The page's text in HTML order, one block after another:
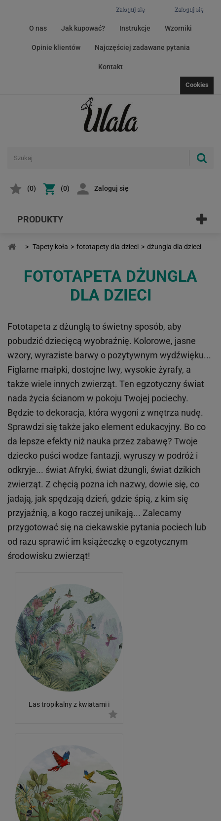
Zaloguj się
Zaloguj się
O nas Jak kupować? Instrukcje Wzorniki
Opinie klientów Najczęściej zadawane pytania
Kontakt
Cookies
(0) (0) Zaloguj się
PRODUKTY
> Tapety koła > fototapety dla dzieci > dżungla dla dzieci
FOTOTAPETA DŻUNGLA
DLA DZIECI
Fototapeta z dżunglą to świetny sposób, aby
pobudzić dziecięcą wyobraźnię. Kolorowe, jasne
wzory, wyraziste barwy o pozytywnym wydźwięku...
Figlarne małpki, dostojne lwy, wysokie żyrafy, a
także wiele innych zwierząt. Ten egzotyczny świat
nada życia ścianom w pokoju Twojej pociechy.
Będzie to dekoracja, która wygoni z wnętrza nudę.
Sprawdzi się także jako element edukacyjny. Bo co
da lepsze efekty niż nauka przez zabawę? Twoje
dziecko puści wodze fantazji, wyruszy w podróż i
odkryje... świat Afryki, świat dżungli, świat dzikich
zwierząt. Z chęcią pozna ich nazwy, dowie się, co
jadają, jak spędzają dzień, gdzie śpią, z kim się
przyjaźnią, a kogo raczej unikają... Zalecamy
przygotować się na ciekawskie pytania pociech lub
od razu sprawić im książeczkę o egzotycznym
środowisku zwierząt!
Las tropikalny z kwiatami i